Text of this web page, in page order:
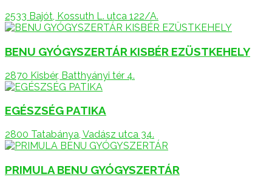
2533 Bajót, Kossuth L. utca 122/A.
BENU GYÓGYSZERTÁR KISBÉR EZÜSTKEHELY
2870 Kisbér, Batthyányi tér 4.
EGÉSZSÉG PATIKA
2800 Tatabánya, Vadász utca 34.
PRIMULA BENU GYÓGYSZERTÁR